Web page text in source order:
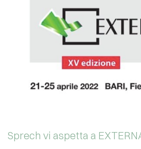
Sprech vi aspetta a